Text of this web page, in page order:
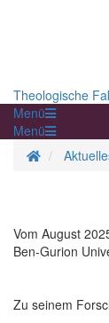
Theologische
Menü
Menü
Startseite
Vom August
Ben-Gurion
Zu seinem